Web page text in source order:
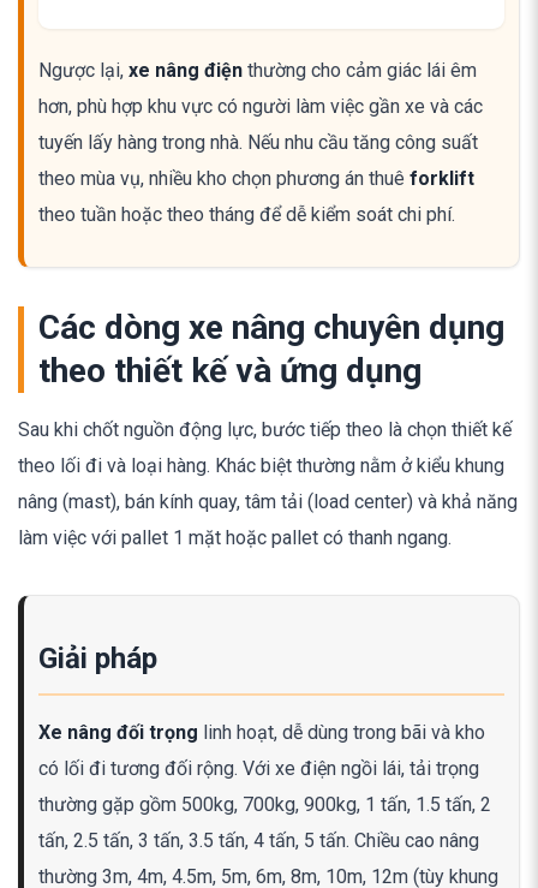
Ngược lại, xe nâng điện thường cho cảm giác lái êm
hơn, phù hợp khu vực có người làm việc gần xe và các
tuyến lấy hàng trong nhà. Nếu nhu cầu tăng công suất
theo mùa vụ, nhiều kho chọn phương án thuê forklift
theo tuần hoặc theo tháng để dễ kiểm soát chi phí.
Các dòng xe nâng chuyên dụng
theo thiết kế và ứng dụng
Sau khi chốt nguồn động lực, bước tiếp theo là chọn thiết kế
theo lối đi và loại hàng. Khác biệt thường nằm ở kiểu khung
nâng (mast), bán kính quay, tâm tải (load center) và khả năng
làm việc với pallet 1 mặt hoặc pallet có thanh ngang.
Giải pháp
Xe nâng đối trọng linh hoạt, dễ dùng trong bãi và kho
có lối đi tương đối rộng. Với xe điện ngồi lái, tải trọng
thường gặp gồm 500kg, 700kg, 900kg, 1 tấn, 1.5 tấn, 2
tấn, 2.5 tấn, 3 tấn, 3.5 tấn, 4 tấn, 5 tấn. Chiều cao nâng
thường 3m, 4m, 4.5m, 5m, 6m, 8m, 10m, 12m (tùy khung